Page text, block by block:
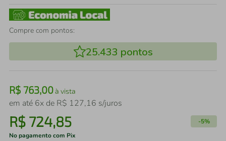
Compre com pontos:
25.433 pontos
R$ 763,00à vista
em até 6x de R$ 127,16 s/juros
R$ 724,85 -5%
No pagamento com Pix